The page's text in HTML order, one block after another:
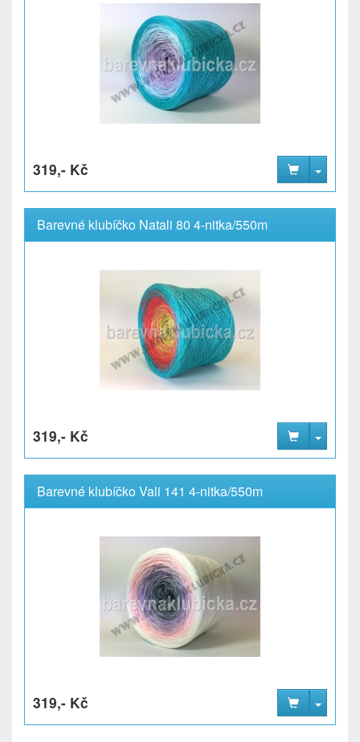
319,- Kč
Barevné klubíčko Natali 80 4-nitka/550m
319,- Kč
Barevné klubíčko Vali 141 4-nitka/550m
319,- Kč